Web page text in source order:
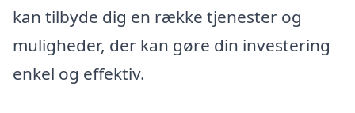
kan tilbyde dig en række tjenester og
muligheder, der kan gøre din investering
enkel og effektiv.